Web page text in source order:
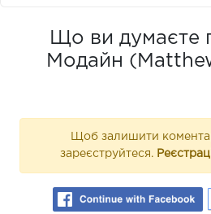
Що ви думаєте
Модайн
Щоб залишити
зареєструйтеся.